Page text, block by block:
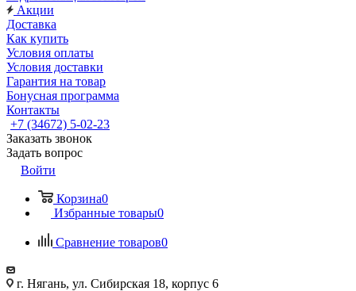
Акции
Доставка
Как купить
Условия оплаты
Условия доставки
Гарантия на товар
Бонусная программа
Контакты
+7 (34672) 5-02-23
Заказать звонок
Задать вопрос
Войти
Корзина0
Избранные товары0
Сравнение товаров0
г. Нягань, ул. Сибирская 18, корпус 6